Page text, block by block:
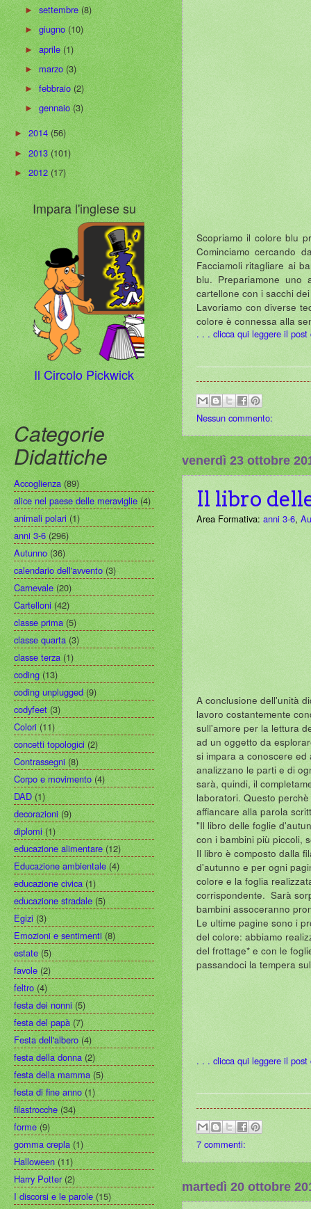
Scopriamo il colore blu
Cominciamo cercando
Facciamoli ritagliare ai
blu. Prepariamone uno
cartellone con i sacchi
Lavoriamo con diverse
colore è connessa alla
. . . clicca qui leggere il post
Nessun commento:
venerdì 23 ottobre
Il libro
Area Formativa: anni 3-6,
A conclusione dell'unità
lavoro costantemente
sull'amore per la lettura
ad un oggetto da
si impara a conoscere
analizzano le parti e di
sarà, quindi, il
laboratori. Questo
affiancare alla parola
"Il libro delle foglie
con i bambini più piccoli,
Il libro è composto dalla
d'autunno e per ogni
colore e la foglia
corrispondente. Sarà
bambini assoceranno
Le ultime pagine sono i
del colore: abbiamo
del frottage* e con le
passandoci la tempera
. . . clicca qui leggere il post
7 commenti:
martedì 20 ottobre
►settembre(8)
►giugno(10)
►aprile(1)
►marzo(3)
►febbraio(2)
►gennaio(3)
►2014(56)
►2013(101)
►2012(17)
Impara l'inglese su
Il Circolo Pickwick
Categorie
Didattiche
Accoglienza (89)
alice nel paese delle meraviglie (4)
animali polari (1)
anni 3-6 (296)
Autunno (36)
calendario dell'avvento (3)
Carnevale (20)
Cartelloni (42)
classe prima (5)
classe quarta (3)
classe terza (1)
coding (13)
coding unplugged (9)
codyfeet (3)
Colori (11)
concetti topologici (2)
Contrassegni (8)
Corpo e movimento (4)
DAD (1)
decorazioni (9)
diplomi (1)
educazione alimentare (12)
Educazione ambientale (4)
educazione civica (1)
educazione stradale (5)
Egizi (3)
Emozioni e sentimenti (8)
estate (5)
favole (2)
feltro (4)
festa dei nonni (5)
festa del papà (7)
Festa dell'albero (4)
festa della donna (2)
festa della mamma (5)
festa di fine anno (1)
filastrocche (34)
forme (9)
gomma crepla (1)
Halloween (11)
Harry Potter (2)
I discorsi e le parole (15)